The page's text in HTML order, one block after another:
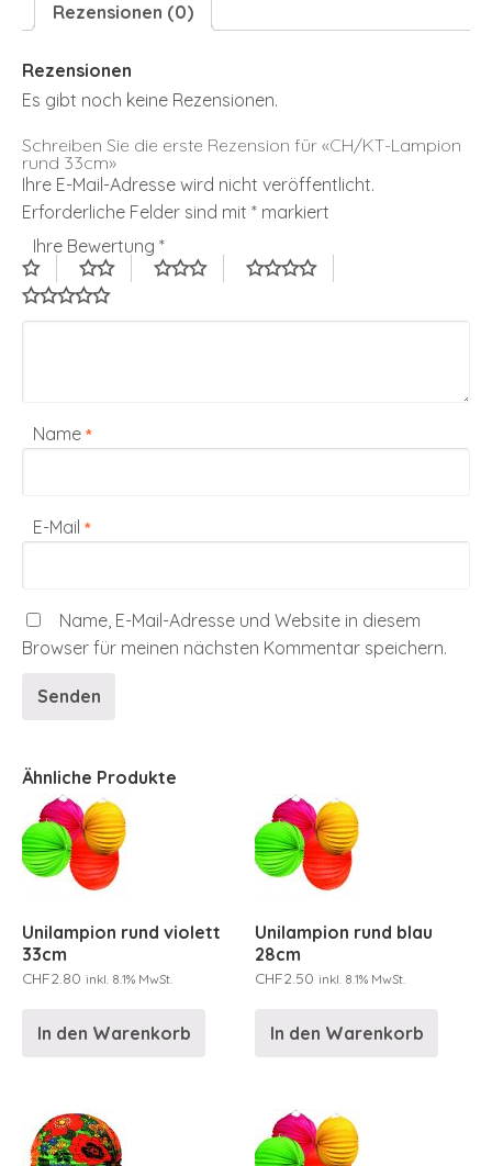
Rezensionen (0)
Rezensionen
Es gibt noch keine Rezensionen.
Schreiben Sie die erste Rezension für «CH/KT-Lampion
rund 33cm»
Ihre E-Mail-Adresse wird nicht veröffentlicht.
Erforderliche Felder sind mit * markiert
Ihre Bewertung *
Name *
E-Mail *
Name, E-Mail-Adresse und Website in diesem
Browser für meinen nächsten Kommentar speichern.
Ähnliche Produkte
Unilampion rund violett
33cm
CHF2.80 inkl. 8.1% MwSt.
In den Warenkorb
Unilampion rund blau
28cm
CHF2.50 inkl. 8.1% MwSt.
In den Warenkorb